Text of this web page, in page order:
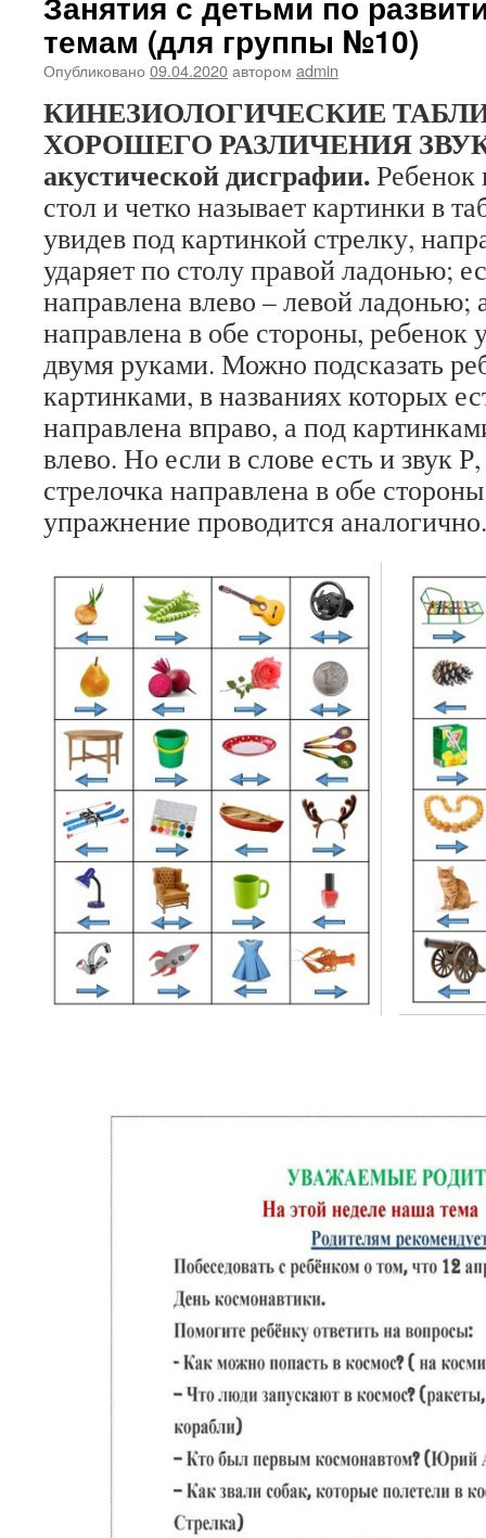
темам (для группы №10)
Опубликовано 09.04.2020автором admin
КИНЕЗИОЛОГИЧЕСКИЕ
ХОРОШЕГО РАЗЛИЧЕНИЯ
акустической дисграфии.Ребенок
стол и четко называет картинки в
увидев под картинкой стрелку,
ударяет по столу правой ладонью;
направлена влево – левой ладонью;
направлена в обе стороны, ребенок
двумя руками. Можно подсказать
картинками, в названиях которых
направлена вправо, а под
влево. Но если в слове есть и звук
стрелочка направлена в обе
упражнение проводится аналогично.